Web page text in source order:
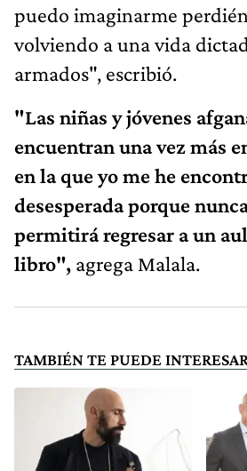
puedo imaginarme
volviendo a una vida
armados", escribió.
"Las niñas y jóvenes
encuentran una vez más
en la que yo me he
desesperada porque
permitirá regresar a un
libro", agrega Malala.
TAMBIÉN TE PUEDE